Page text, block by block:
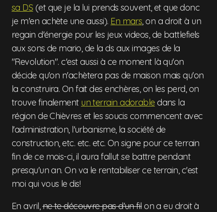
sa DS (et que je la lui prends souvent, et que donc
je m'en achète une aussi). En mars, on a droit à un
regain d'énergie pour les jeux videos, de battlefiels
aux sons de mario, de la ds aux images de la
"Revolution". c'est aussi à ce moment là qu'on
décide qu'on n'achètera pas de maison mais qu'on
la construira. On fait des enchères, on les perd, on
trouve finalement un terrain adorabledans la
région de Chièvres et les soucis commencent avec
l'administration, l'urbanisme, la société de
construction, etc. etc. etc. On signe pour ce terrain
fin de ce mois-ci, il aura fallut se battre pendant
presqu'un an. On va le rentabiliser ce terrain, c'est
moi qui vous le dis!
En avril,ne te découvre pas d'un filon a eu droit à